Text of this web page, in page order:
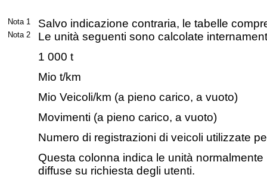
Nota 1 Salvo indicazione contraria, le tabelle
Nota 2
Le unità seguenti sono calcolate
1 000 t
Mio t/km
Mio Veicoli/km (a pieno carico, a vuoto)
Movimenti (a pieno carico, a vuoto)
Numero di registrazioni di veicoli utilizzate
Questa colonna indica le unità
diffuse su richiesta degli utenti.